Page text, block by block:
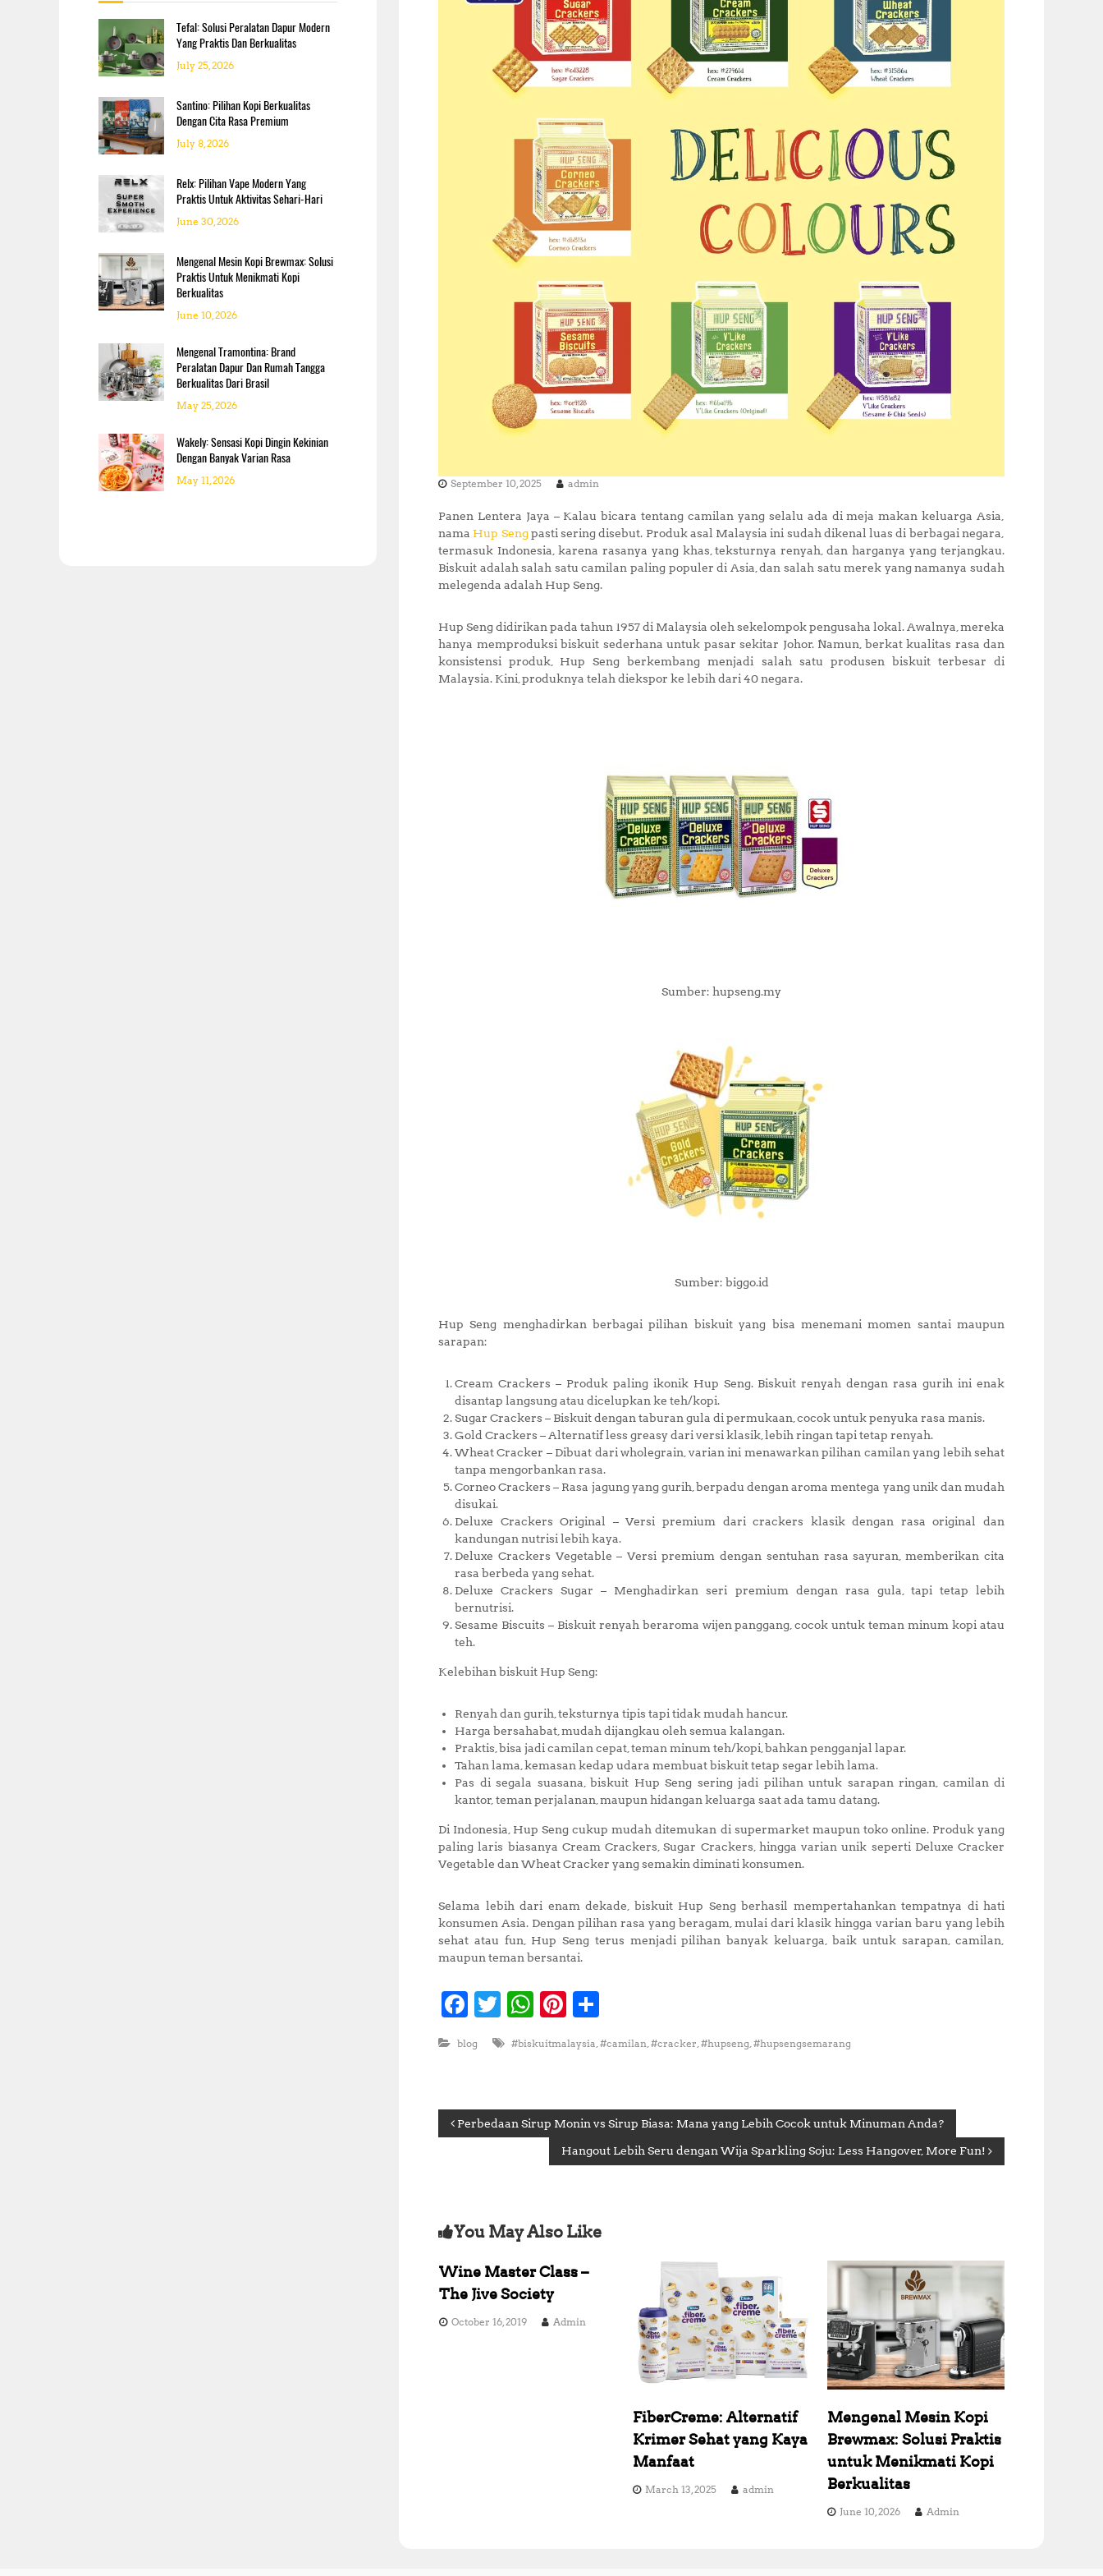
September 10, 2025 admin
Panen Lentera Jaya – Kalau bicara tentang camilan yang selalu ada di meja makan keluarga Asia,
nama Hup Sengpasti sering disebut. Produk asal Malaysia ini sudah dikenal luas di berbagai negara,
termasuk Indonesia, karena rasanya yang khas, teksturnya renyah, dan harganya yang terjangkau.
Biskuit adalah salah satu camilan paling populer di Asia, dan salah satu merek yang namanya sudah
melegenda adalah Hup Seng.
Hup Seng didirikan pada tahun 1957 di Malaysia oleh sekelompok pengusaha lokal. Awalnya, mereka
hanya memproduksi biskuit sederhana untuk pasar sekitar Johor. Namun, berkat kualitas rasa dan
konsistensi produk, Hup Seng berkembang menjadi salah satu produsen biskuit terbesar di
Malaysia. Kini, produknya telah diekspor ke lebih dari 40 negara.
Sumber: hupseng.my
Sumber: biggo.id
Hup Seng menghadirkan berbagai pilihan biskuit yang bisa menemani momen santai maupun
sarapan:
Cream Crackers – Produk paling ikonik Hup Seng. Biskuit renyah dengan rasa gurih ini enak
disantap langsung atau dicelupkan ke teh/kopi.
Sugar Crackers – Biskuit dengan taburan gula di permukaan, cocok untuk penyuka rasa manis.
Gold Crackers – Alternatif less greasy dari versi klasik, lebih ringan tapi tetap renyah.
Wheat Cracker – Dibuat dari wholegrain, varian ini menawarkan pilihan camilan yang lebih sehat
tanpa mengorbankan rasa.
Corneo Crackers – Rasa jagung yang gurih, berpadu dengan aroma mentega yang unik dan mudah
disukai.
Deluxe Crackers Original – Versi premium dari crackers klasik dengan rasa original dan
kandungan nutrisi lebih kaya.
Deluxe Crackers Vegetable – Versi premium dengan sentuhan rasa sayuran, memberikan cita
rasa berbeda yang sehat.
Deluxe Crackers Sugar – Menghadirkan seri premium dengan rasa gula, tapi tetap lebih
bernutrisi.
Sesame Biscuits – Biskuit renyah beraroma wijen panggang, cocok untuk teman minum kopi atau
teh.
Kelebihan biskuit Hup Seng:
Renyah dan gurih, teksturnya tipis tapi tidak mudah hancur.
Harga bersahabat, mudah dijangkau oleh semua kalangan.
Praktis, bisa jadi camilan cepat, teman minum teh/kopi, bahkan pengganjal lapar.
Tahan lama, kemasan kedap udara membuat biskuit tetap segar lebih lama.
Pas di segala suasana, biskuit Hup Seng sering jadi pilihan untuk sarapan ringan, camilan di
kantor, teman perjalanan, maupun hidangan keluarga saat ada tamu datang.
Di Indonesia, Hup Seng cukup mudah ditemukan di supermarket maupun toko online. Produk yang
paling laris biasanya Cream Crackers, Sugar Crackers, hingga varian unik seperti Deluxe Cracker
Vegetable dan Wheat Cracker yang semakin diminati konsumen.
Selama lebih dari enam dekade, biskuit Hup Seng berhasil mempertahankan tempatnya di hati
konsumen Asia. Dengan pilihan rasa yang beragam, mulai dari klasik hingga varian baru yang lebih
sehat atau fun, Hup Seng terus menjadi pilihan banyak keluarga, baik untuk sarapan, camilan,
maupun teman bersantai.
F
c
b
o
T
it
r
W
at
A
p
p
Pi
te
e
st
a
e
blog #biskuitmalaysia #camilan #cracker #hupseng #hupsengsemarang
P
t
n
a
Perbedaan Sirup Monin vs Sirup Biasa: Mana yang Lebih Cocok untuk Minuman Anda?
Hangout Lebih Seru dengan Wija Sparkling Soju: Less Hangover, More Fun!
You May Also Like
Wine Master Class –
The Jive Society
October 16, 2019 Admin
FiberCreme: Alternatif
Krimer Sehat yang Kaya
Manfaat
March 13, 2025 admin
Mengenal Mesin Kopi
Brewmax: Solusi Praktis
untuk Menikmati Kopi
Berkualitas
June 10, 2026 Admin
f
o
:
Tefal: Solusi Peralatan Dapur Modern
Yang Praktis Dan Berkualitas
July 25, 2026
Santino: Pilihan Kopi Berkualitas
Dengan Cita Rasa Premium
July 8, 2026
Relx: Pilihan Vape Modern Yang
Praktis Untuk Aktivitas Sehari-Hari
June 30, 2026
Mengenal Mesin Kopi Brewmax: Solusi
Praktis Untuk Menikmati Kopi
Berkualitas
June 10, 2026
Mengenal Tramontina: Brand
Peralatan Dapur Dan Rumah Tangga
Berkualitas Dari Brasil
May 25, 2026
Wakely: Sensasi Kopi Dingin Kekinian
Dengan Banyak Varian Rasa
May 11, 2026